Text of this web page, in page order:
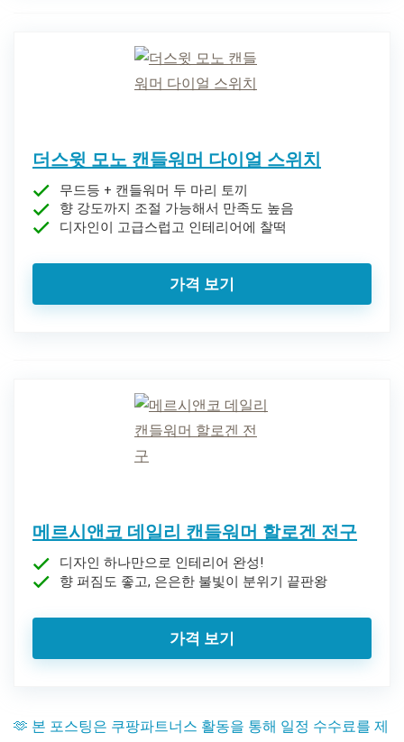
더스윗 모노 캔들워머 다이얼 스위치
무드등 + 캔들워머 두 마리 토끼
향 강도까지 조절 가능해서 만족도 높음
디자인이 고급스럽고 인테리어에 찰떡
가격 보기
메르시앤코 데일리 캔들워머 할로겐 전구
디자인 하나만으로 인테리어 완성!
향 퍼짐도 좋고, 은은한 불빛이 분위기 끝판왕
가격 보기
🫶 본 포스팅은 쿠팡파트너스 활동을 통해 일정 수수료를 제